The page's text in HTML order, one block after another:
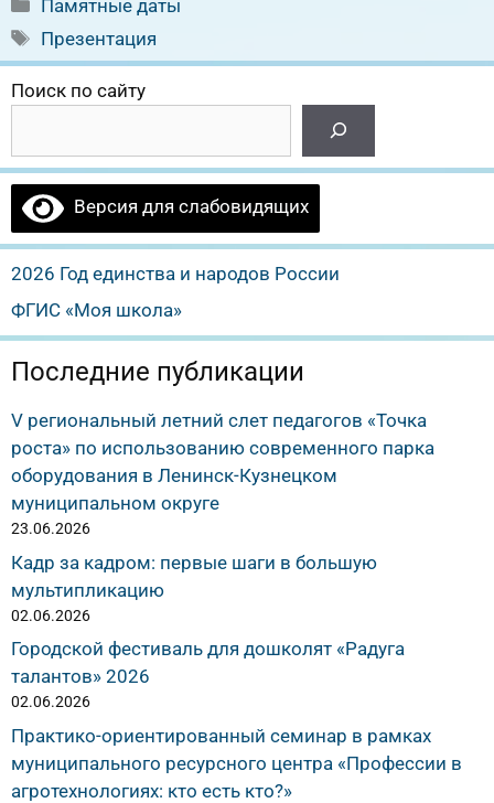
Памятные даты
Метки
Презентация
Поиск по сайту
Версия для слабовидящих
2026 Год единства и народов России
ФГИС «Моя школа»
Последние публикации
V региональный летний слет педагогов «Точка
роста» по использованию современного парка
оборудования в Ленинск-Кузнецком
муниципальном округе
23.06.2026
Кадр за кадром: первые шаги в большую
мультипликацию
02.06.2026
Городской фестиваль для дошколят «Радуга
талантов» 2026
02.06.2026
Практико-ориентированный семинар в рамках
муниципального ресурсного центра «Профессии в
агротехнологиях: кто есть кто?»